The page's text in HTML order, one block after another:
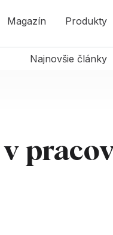
Magazín Produkty
Najnovšie články